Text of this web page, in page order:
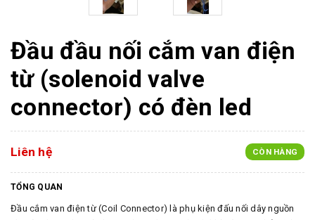
Đầu đầu nối cắm van điện
từ (solenoid valve
connector) có đèn led
Liên hệ CÒN HÀNG
TỔNG QUAN
Đầu cắm van điện từ (Coil Connector) là phụ kiện đấu nối dây nguồn